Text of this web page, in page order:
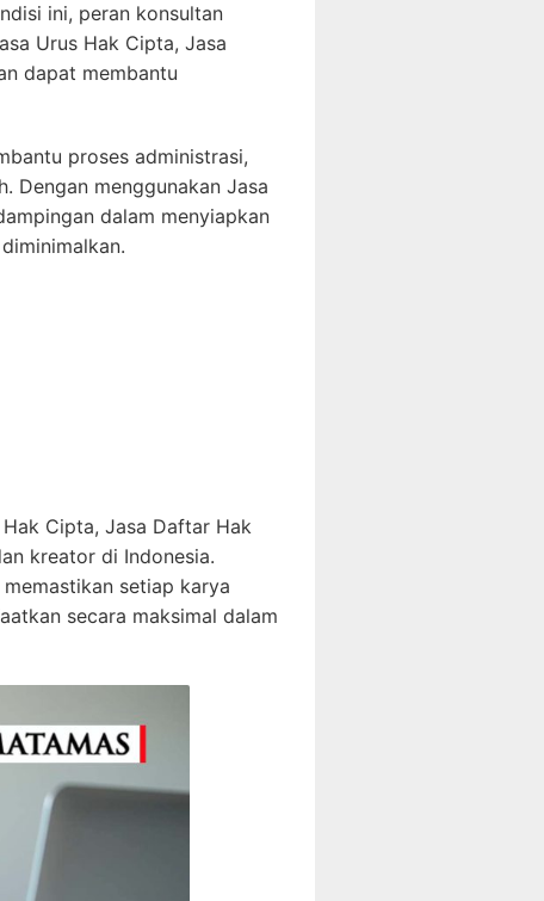
ini, peran konsultan
Urus Hak Cipta, Jasa
dapat membantu
proses administrasi,
Dengan menggunakan Jasa
dalam menyiapkan
Cipta, Jasa Daftar Hak
kreator di Indonesia.
setiap karya
secara maksimal dalam